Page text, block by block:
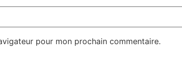
pour mon prochain commentaire.